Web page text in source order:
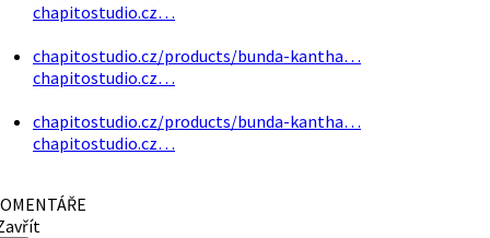
chapitostudio.cz…
chapitostudio.cz/products/bunda-kantha…
chapitostudio.cz…
chapitostudio.cz/products/bunda-kantha…
chapitostudio.cz…